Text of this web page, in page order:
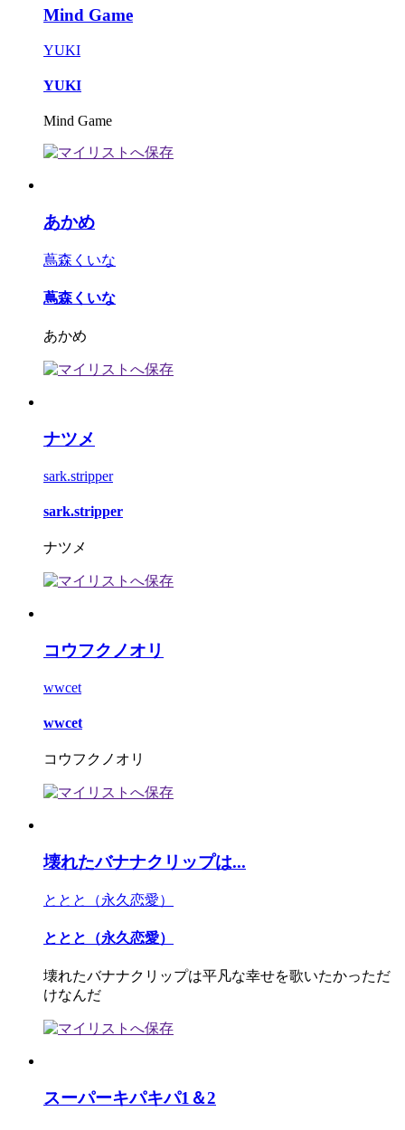
Mind Game
YUKI
YUKI
Mind Game
あかめ
蔦森くいな
蔦森くいな
あかめ
ナツメ
sark.stripper
sark.stripper
ナツメ
コウフクノオリ
wwcet
wwcet
コウフクノオリ
壊れたバナナクリップは...
ととと（永久恋愛）
ととと（永久恋愛）
壊れたバナナクリップは平凡な幸せを歌いたかっただ
けなんだ
スーパーキパキパ1＆2